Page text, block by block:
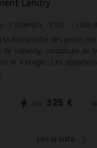
1 chambre 3 lits 1 salle
la fois proche des pistes
de Vallandy, constituée de
et 4 étages. Les
DÈS 325 € /
Lire la suite